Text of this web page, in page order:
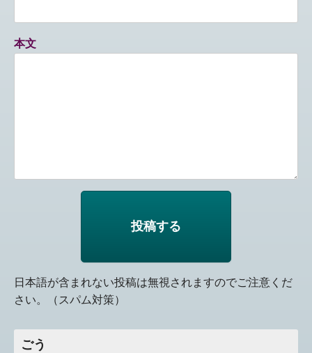
本文
日本語が含まれない投稿は無視されますのでご注意くだ
さい。（スパム対策）
ごう